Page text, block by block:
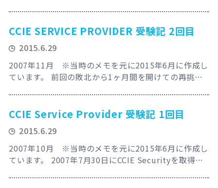
アック過ぎて受験して俺が何か得をするのか？と思う
たのですよ。え？何ですって？非常識？いいえ、ジョ
ーシ…
CCIE SERVICE PROVIDER 受験記 2回目
2015.6.29
2007年11月 ※当時のメモを元に2015年6月に作成し
ています。 前回の敗北から1ヶ月間を開けての再挑
をさせて頂きます！(本当に反省と感謝をしておりま
ると、 全然空きがない！ 何で？どうして？理由が良く
分からないけど全く空いていない…
CCIE Service Provider 受験記 1回目
2015.6.29
2007年10月 ※当時のメモを元に2015年6月に作成し
ています。 2007年7月30日にCCIE Securityを取得し